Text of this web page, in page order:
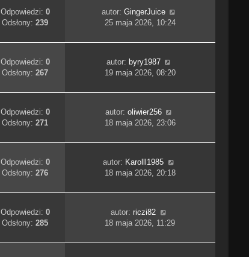
Odpowiedzi: 0
Odsłony:239
autor: GingerJuice
25 maja 2026, 10:24
Odpowiedzi: 0
Odsłony:267
autor: byry1987
19 maja 2026, 08:20
Odpowiedzi: 0
Odsłony:271
autor: oliwier256
18 maja 2026, 23:06
Odpowiedzi: 0
Odsłony:276
autor: Karolll1985
18 maja 2026, 20:18
Odpowiedzi: 0
Odsłony:285
autor:riczi82
18 maja 2026, 11:29